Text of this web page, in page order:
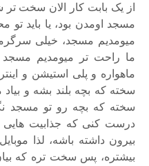
از یک بابت کار الان سخت
مسجد اومدن بود، یا باید تو
میومدیم مسجد، خیلی
ما راحت تر میومدیم
ماهواره و پلی استیشن و
سخته که بچه بلند بشه و
سخته که بچه رو تو مسجد
درست کنی که جذابیت هایی
بیرون داشته باشه، لذا
بیشتره، پس سخت تره که